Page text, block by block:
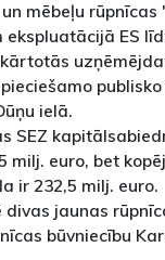
mēbeļu rūpnīcas
ekspluatācijā ES
ielā.
SEZ
milj. euro, bet
ir 232,5 milj. euro.
divas jaunas
būvniecību